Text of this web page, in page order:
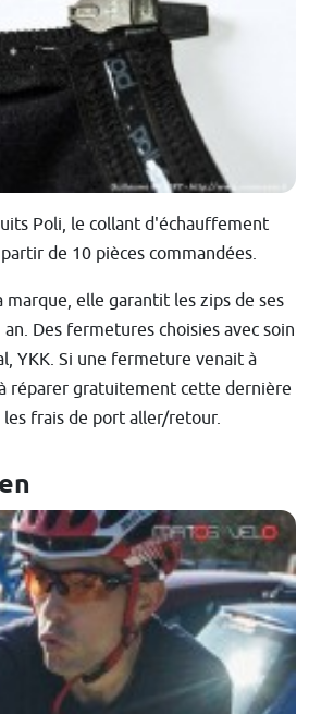
Poli, le collant d'échauffement
de 10 pièces commandées.
elle garantit les zips de ses
Des fermetures choisies avec soin
YKK. Si une fermeture venait à
réparer gratuitement cette dernière
frais de port aller/retour.